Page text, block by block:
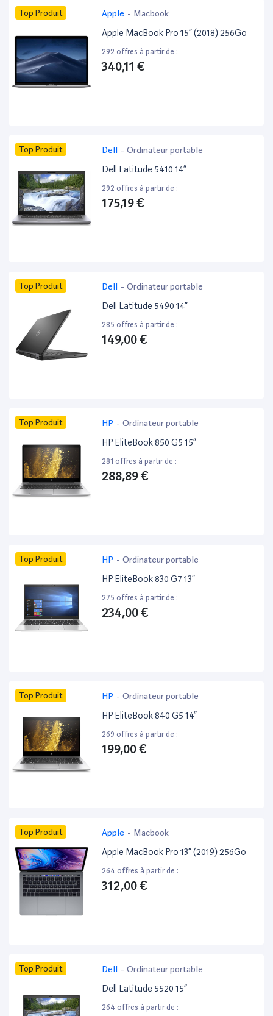
Top Produit Apple - Macbook
Apple MacBook Pro 15” (2018) 256Go
292 offres à partir de :
340,11 €
Top Produit Dell - Ordinateur portable
Dell Latitude 5410 14”
292 offres à partir de :
175,19 €
Top Produit Dell - Ordinateur portable
Dell Latitude 5490 14”
285 offres à partir de :
149,00 €
Top Produit HP - Ordinateur portable
HP EliteBook 850 G5 15”
281 offres à partir de :
288,89 €
Top Produit HP - Ordinateur portable
HP EliteBook 830 G7 13”
275 offres à partir de :
234,00 €
Top Produit HP - Ordinateur portable
HP EliteBook 840 G5 14”
269 offres à partir de :
199,00 €
Top Produit Apple - Macbook
Apple MacBook Pro 13” (2019) 256Go
264 offres à partir de :
312,00 €
Top Produit Dell - Ordinateur portable
Dell Latitude 5520 15”
264 offres à partir de :